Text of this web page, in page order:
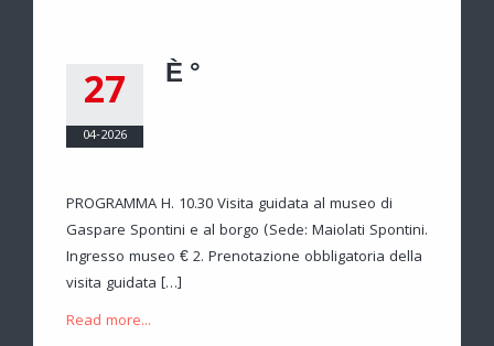
27
04-2026
È °
PROGRAMMA H. 10.30 Visita guidata al museo di
Gaspare Spontini e al borgo (Sede: Maiolati Spontini.
Ingresso museo € 2. Prenotazione obbligatoria della
visita guidata […]
Read more...